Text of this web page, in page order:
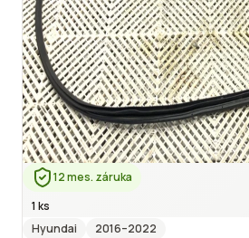
12 mes. záruka
1 ks
Hyundai
2016–2022